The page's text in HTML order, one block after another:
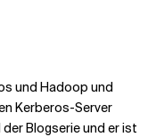
und Hadoop und
Kerberos-Server
Blogserie und er ist